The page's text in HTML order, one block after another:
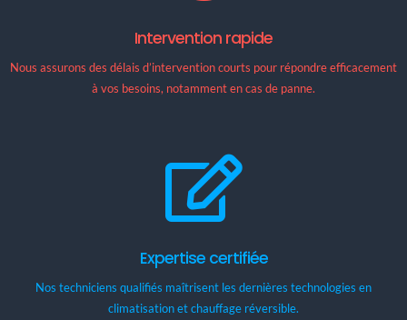
Intervention rapide
Nous assurons des délais d’intervention courts pour répondre efficacement
à vos besoins, notamment en cas de panne.
Expertise certifiée
Nos techniciens qualifiés maîtrisent les dernières technologies en
climatisation et chauffage réversible.